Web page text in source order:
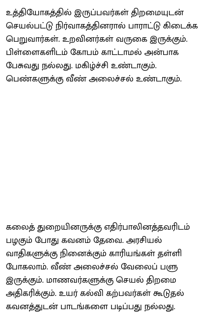
உத்தியோகத்தில் இருப்பவர்கள் திறமையுடன்
செயல்பட்டு நிர்வாகத்தினரால் பாராட்டு கிடைக்க
பெறுவார்கள். உறவினர்கள் வருகை இருக்கும்.
பிள்ளைகளிடம் கோபம் காட்டாமல் அன்பாக
பேசுவது நல்லது. மகிழ்ச்சி உண்டாகும்.
பெண்களுக்கு வீண் அலைச்சல் உண்டாகும்.
கலைத் துறையினருக்கு எதிர்பாலினத்தவரிடம்
பழகும் போது கவனம் தேவை. அரசியல்
வாதிகளுக்கு நினைக்கும் காரியங்கள் தள்ளி
போகலாம். வீண் அலைச்சல் வேலைப் பளு
இருக்கும். மாணவர்களுக்கு செயல் திறமை
அதிகரிக்கும். உயர் கல்வி கற்பவர்கள் கூடுதல்
கவனத்துடன் பாடங்களை படிப்பது நல்லது.